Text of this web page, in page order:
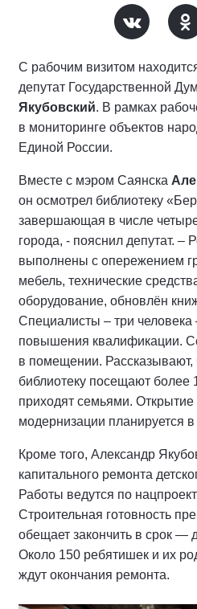
С рабочим визитом
депутат Государственной
Якубовский. В рамках
в мониторинге объектов
Единой России.
Вместе с мэром Саянска
он осмотрел библиотеку
завершающая в числе
города, - пояснил депутат. –
выполнены с опережением
мебель, технические
оборудование, обновлён
Специалисты – три
повышения квалификации.
в помещении. Рассказывают,
библиотеку посещают более
приходят семьями.
модернизации планируется
Кроме того, Александр
капитального ремонта
Работы ведутся по
Строительная готовность
обещает закончить в срок —
Около 150 ребятишек и их
ждут окончания ремонта.